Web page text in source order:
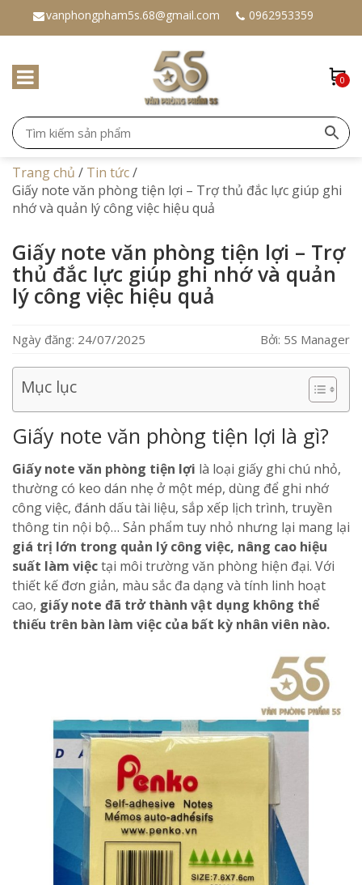
vanphongpham5s.68@gmail.com 0962953359
0
Trang chủ / Tin tức/
Giấy note văn phòng tiện lợi – Trợ thủ đắc lực giúp ghi
nhớ và quản lý công việc hiệu quả
Giấy note văn phòng tiện lợi – Trợ
thủ đắc lực giúp ghi nhớ và quản
lý công việc hiệu quả
Ngày đăng: 24/07/2025 Bởi: 5S Manager
Mục lục
Giấy note văn phòng tiện lợi là gì?
Giấy note văn phòng tiện lợi là loại giấy ghi chú nhỏ,
thường có keo dán nhẹ ở một mép, dùng để ghi nhớ
công việc, đánh dấu tài liệu, sắp xếp lịch trình, truyền
thông tin nội bộ… Sản phẩm tuy nhỏ nhưng lại mang lại
giá trị lớn trong quản lý công việc, nâng cao hiệu
suất làm việctại môi trường văn phòng hiện đại. Với
thiết kế đơn giản, màu sắc đa dạng và tính linh hoạt
cao, giấy note đã trở thành vật dụng không thể
thiếu trên bàn làm việc của bất kỳ nhân viên nào.